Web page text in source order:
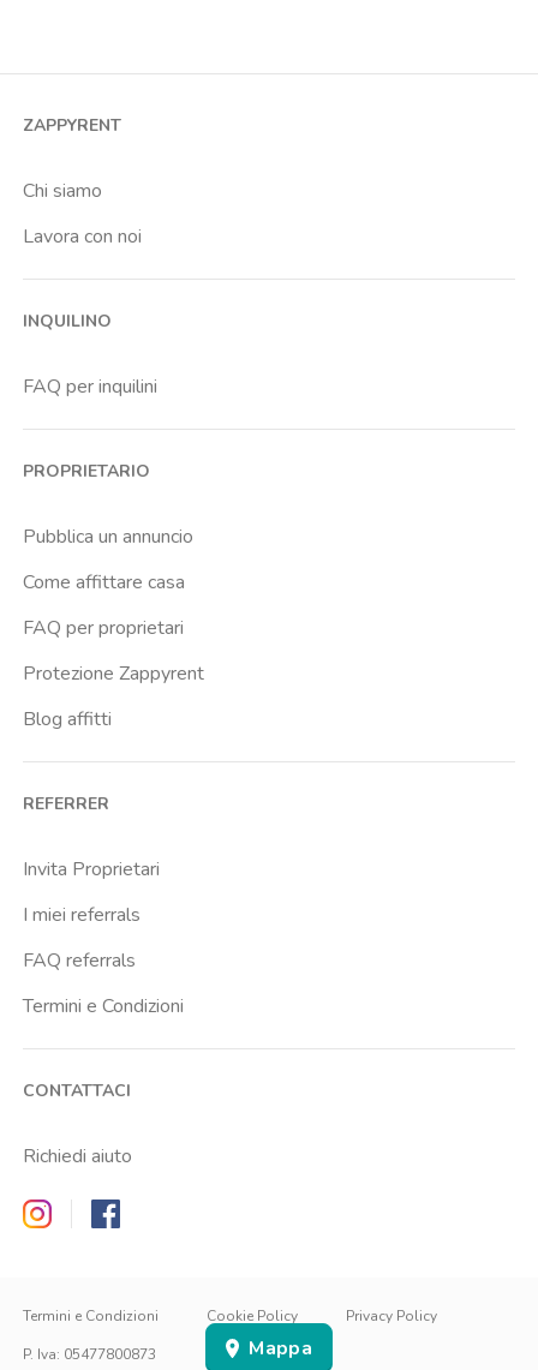
EN
ACCEDI
Trilocale
Stanza singola
Mappa
ZAPPYRENT
Chi siamo
Lavora con noi
INQUILINO
FAQ per inquilini
PROPRIETARIO
Pubblica un annuncio
Come affittare casa
FAQ per proprietari
Protezione Zappyrent
Blog affitti
REFERRER
Invita Proprietari
I miei referrals
FAQ referrals
Termini e Condizioni
CONTATTACI
Richiedi aiuto
Zappyrent on Instagram
Zappyrent on Facebook
Termini e Condizioni Cookie Policy
Privacy Policy
P. Iva: 05477800873